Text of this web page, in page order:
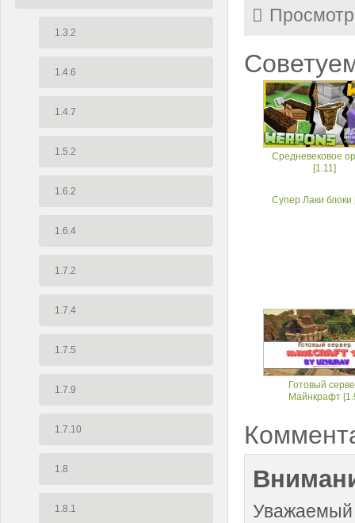
1.3.2
1.4.6
1.4.7
1.5.2
1.6.2
1.6.4
1.7.2
1.7.4
1.7.5
1.7.9
1.7.10
1.8
1.8.1
Средневековое
[1.11]
Супер Лаки блоки
Готовый
Майнкрафт
Уважаемый